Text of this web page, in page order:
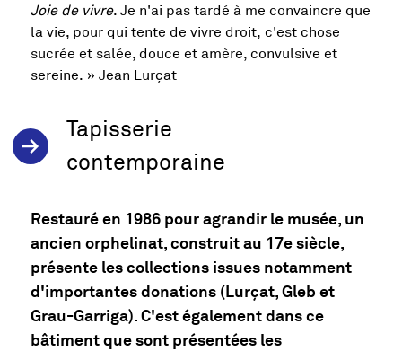
Joie de vivre. Je n'ai pas tardé à me convaincre que
la vie, pour qui tente de vivre droit, c'est chose
sucrée et salée, douce et amère, convulsive et
sereine. » Jean Lurçat
Tapisserie
contemporaine
Restauré en 1986 pour agrandir le musée, un
ancien orphelinat, construit au 17e siècle,
présente les collections issues notamment
d'importantes donations (Lurçat, Gleb et
Grau-Garriga). C'est également dans ce
bâtiment que sont présentées les